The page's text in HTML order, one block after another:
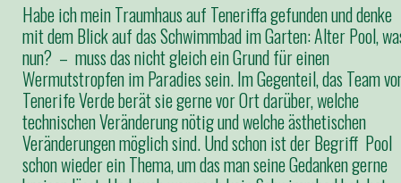
Habe ich mein Traumhaus auf Teneriffa gefunden und denke
mit dem Blick auf das Schwimmbad im Garten: Alter Pool,
nun? – muss das nicht gleich ein Grund für einen
Wermutstropfen im Paradies sein. Im Gegenteil, das Team
Tenerife Verde berät sie gerne vor Ort darüber, welche
technischen Veränderung nötig und welche ästhetischen
Veränderungen möglich sind. Und schon ist der Begriff Pool
schon wieder ein Thema, um das man seine Gedanken gerne